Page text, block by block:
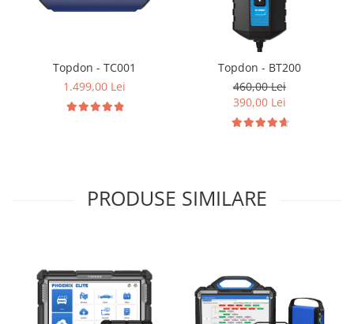
Topdon - TC001
1.499,00 Lei
Topdon - BT200
460,00 Lei
390,00 Lei
PRODUSE SIMILARE